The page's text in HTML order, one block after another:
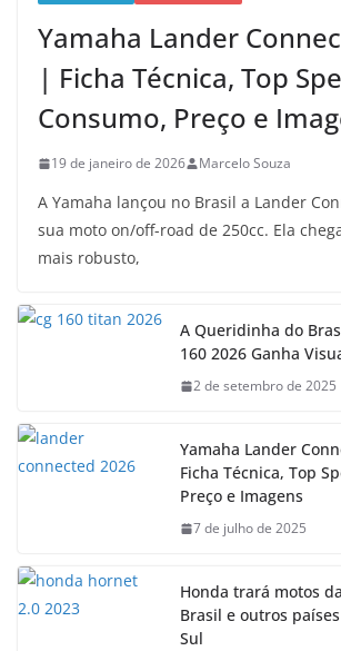
Yamaha Lander
| Ficha Técnica, Top
Consumo, Preço e
19 de janeiro de 2026 Marcelo Souza
A Yamaha lançou no Brasil a Lander
sua moto on/off-road de 250cc. Ela
mais robusto,
A Queridinha do
160 2026 Ganha
2 de setembro de 2025
Yamaha Lander
Ficha Técnica, Top
Preço e Imagens
7 de julho de 2025
Honda trará motos
Brasil e outros
Sul